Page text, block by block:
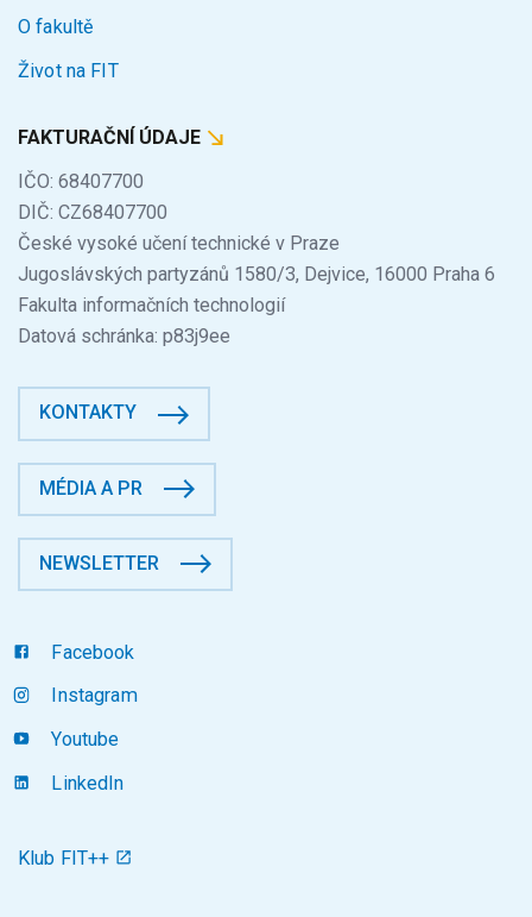
O fakultě
Život na FIT
FAKTURAČNÍ ÚDAJE
IČO: 68407700
DIČ: CZ68407700
České vysoké učení technické v Praze
Jugoslávských partyzánů 1580/3, Dejvice, 16000 Praha 6
Fakulta informačních technologií
Datová schránka: p83j9ee
KONTAKTY
MÉDIA A PR
NEWSLETTER
Facebook
Instagram
Youtube
LinkedIn
Klub FIT++